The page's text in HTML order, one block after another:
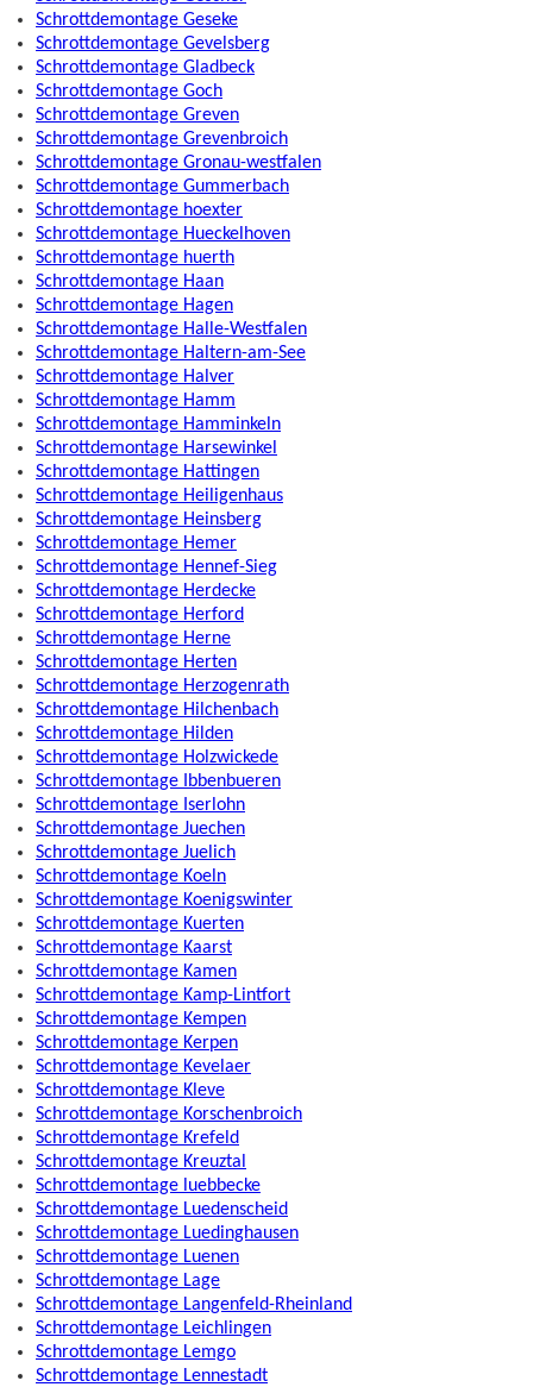
Schrottdemontage Geseke
Schrottdemontage Gevelsberg
Schrottdemontage Gladbeck
Schrottdemontage Goch
Schrottdemontage Greven
Schrottdemontage Grevenbroich
Schrottdemontage Gronau-westfalen
Schrottdemontage Gummerbach
Schrottdemontage hoexter
Schrottdemontage Hueckelhoven
Schrottdemontage huerth
Schrottdemontage Haan
Schrottdemontage Hagen
Schrottdemontage Halle-Westfalen
Schrottdemontage Haltern-am-See
Schrottdemontage Halver
Schrottdemontage Hamm
Schrottdemontage Hamminkeln
Schrottdemontage Harsewinkel
Schrottdemontage Hattingen
Schrottdemontage Heiligenhaus
Schrottdemontage Heinsberg
Schrottdemontage Hemer
Schrottdemontage Hennef-Sieg
Schrottdemontage Herdecke
Schrottdemontage Herford
Schrottdemontage Herne
Schrottdemontage Herten
Schrottdemontage Herzogenrath
Schrottdemontage Hilchenbach
Schrottdemontage Hilden
Schrottdemontage Holzwickede
Schrottdemontage Ibbenbueren
Schrottdemontage Iserlohn
Schrottdemontage Juechen
Schrottdemontage Juelich
Schrottdemontage Koeln
Schrottdemontage Koenigswinter
Schrottdemontage Kuerten
Schrottdemontage Kaarst
Schrottdemontage Kamen
Schrottdemontage Kamp-Lintfort
Schrottdemontage Kempen
Schrottdemontage Kerpen
Schrottdemontage Kevelaer
Schrottdemontage Kleve
Schrottdemontage Korschenbroich
Schrottdemontage Krefeld
Schrottdemontage Kreuztal
Schrottdemontage luebbecke
Schrottdemontage Luedenscheid
Schrottdemontage Luedinghausen
Schrottdemontage Luenen
Schrottdemontage Lage
Schrottdemontage Langenfeld-Rheinland
Schrottdemontage Leichlingen
Schrottdemontage Lemgo
Schrottdemontage Lennestadt